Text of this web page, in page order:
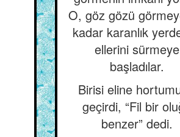
O, göz gözü
kadar karanlık
ellerini sürmeye
başladılar.
Birisi eline
geçirdi, “Fil bir
benzer” dedi.